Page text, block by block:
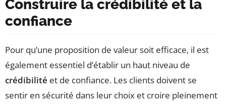
Construire la crédibilité et la
confiance
Pour qu’une proposition de valeur soit efficace, il est
également essentiel d’établir un haut niveau de
crédibilité et de confiance. Les clients doivent se
sentir en sécurité dans leur choix et croire pleinement